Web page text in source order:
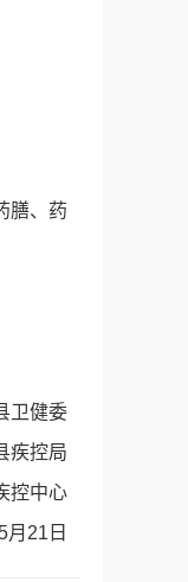
膳、药
卫健委
疾控局
控中心
月21日